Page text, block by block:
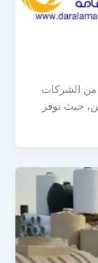
من الشركات
حيث توفر